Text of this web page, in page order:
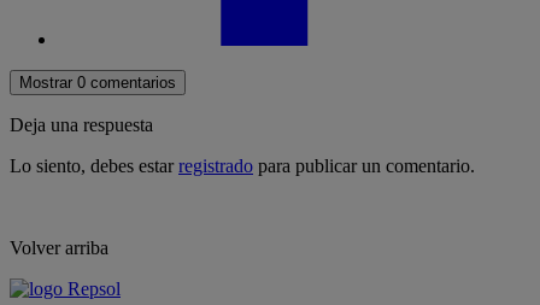
Mostrar 0 comentarios
Deja una respuesta
Lo siento, debes estarregistrado para publicar un comentario.
Volver arriba